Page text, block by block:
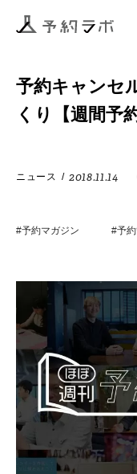
アクティビティ
予約キャンセ
くり【週間予
ニュース / 2018.11.14
#予約マガジン #予